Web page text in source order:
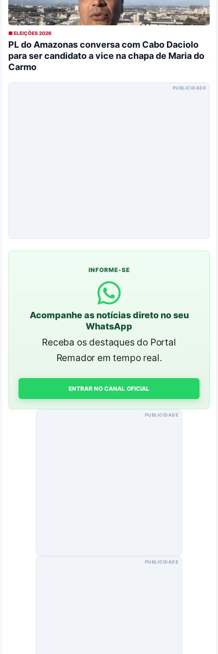
■ ELEIÇÕES 2026
PL do Amazonas conversa com Cabo Daciolo
para ser candidato a vice na chapa de Maria do
Carmo
PUBLICIDADE
INFORME-SE
Acompanhe as notícias direto no seu
WhatsApp
Receba os destaques do Portal
Remador em tempo real.
ENTRAR NO CANAL OFICIAL
PUBLICIDADE
PUBLICIDADE